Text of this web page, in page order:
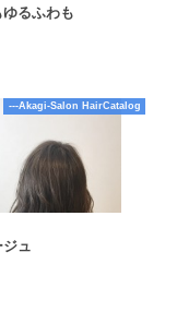
るふわも
---Akagi-Salon HairCatalog
ュ